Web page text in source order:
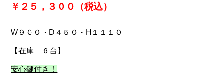
￥２５，３００（税込）
W９００・D４５０・H１１１０
【在庫 ６台】
安心鍵付き！